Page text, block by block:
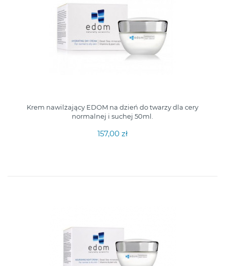
Krem nawilżający EDOM na dzień do twarzy dla cery
normalnej i suchej 50ml.
157,00 zł